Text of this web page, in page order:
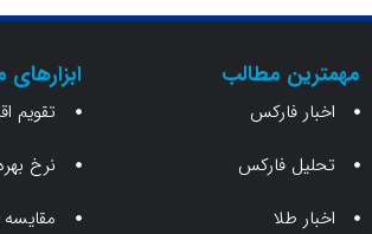
مطالب
فارکس
فارکس
ابزارهای معاملاتی
تقویم اقتصادی
نرخ بهره کشورها
مقایسه بروکرها